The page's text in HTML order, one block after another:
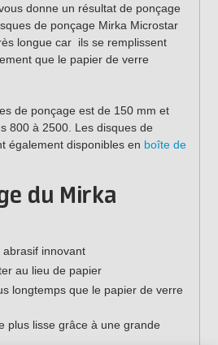
donne un résultat de ponçage
de ponçage Mirka Microstar
longue car ils se remplissent
que le papier de verre
de ponçage est de 150 mm et
800 à 2500. Les disques de
également disponibles en boîte de
du Mirka
innovant
au lieu de papier
longtemps que le papier de verre
plus lisse grâce à une grande